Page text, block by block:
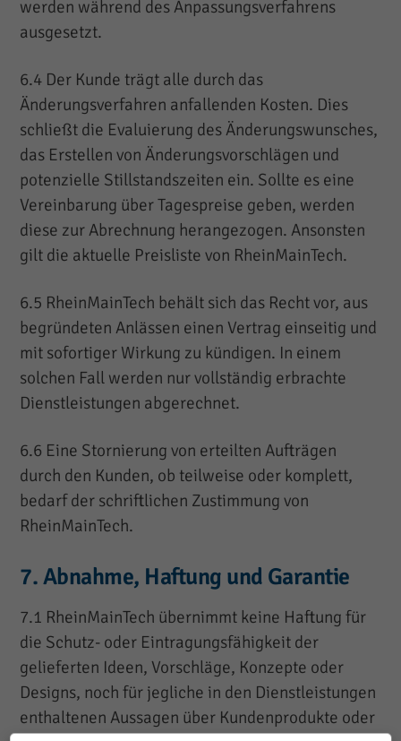
werden während des Anpassungsverfahrens
ausgesetzt.
6.4 Der Kunde trägt alle durch das
Änderungsverfahren anfallenden Kosten. Dies
schließt die Evaluierung des Änderungswunsches,
das Erstellen von Änderungsvorschlägen und
potenzielle Stillstandszeiten ein. Sollte es eine
Vereinbarung über Tagespreise geben, werden
diese zur Abrechnung herangezogen. Ansonsten
gilt die aktuelle Preisliste von RheinMainTech.
6.5 RheinMainTech behält sich das Recht vor, aus
begründeten Anlässen einen Vertrag einseitig und
mit sofortiger Wirkung zu kündigen. In einem
solchen Fall werden nur vollständig erbrachte
Dienstleistungen abgerechnet.
6.6 Eine Stornierung von erteilten Aufträgen
durch den Kunden, ob teilweise oder komplett,
bedarf der schriftlichen Zustimmung von
RheinMainTech.
7. Abnahme, Haftung und Garantie
7.1 RheinMainTech übernimmt keine Haftung für
die Schutz- oder Eintragungsfähigkeit der
gelieferten Ideen, Vorschläge, Konzepte oder
Designs, noch für jegliche in den Dienstleistungen
enthaltenen Aussagen über Kundenprodukte oder